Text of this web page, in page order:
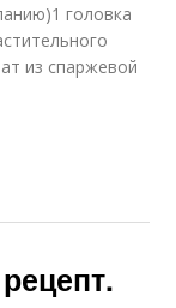
головка
из спаржевой